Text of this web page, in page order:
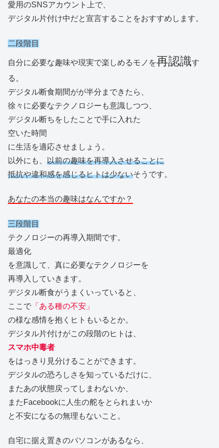
愛用のSNSアカウント上で、
デジタル片付け中だと宣言することをおすすめします。
二段階目
自分に必要な趣味や現実で楽しめるモノを再認識す
る。
デジタル断食期間がが半分まできたら、
徐々に必要なテクノロジーも意識しつつ、
デジタル断ちをしたことで手に入れた
空いた時間
に生活を適応させましょう。
以外にも、 以前の趣味を再導入させることに
抵抗や違和感を感じるヒトは少ないそうです。
あなたの本当の趣味はなんですか？
三段階目
テクノロジーの再導入期間です。
最適化
を意識して、真に必要なテクノロジーを
再導入していきます。
デジタル断食がうまくいっていると、
ここで 「ある種の不安」
の様な感情を抱くヒトもいるとか。
デジタル片付けがこの段階のヒトは、
スマホ中毒者
をはっきり見分けることができます。
デジタルの恐ろしさを知っているだけに、
またあの状態戻ってしまわないか、
またFacebookに人生の舵をとられまいか
と不安になるの無理もないこと。
自宅に据え置きのパソコンがあるなら、